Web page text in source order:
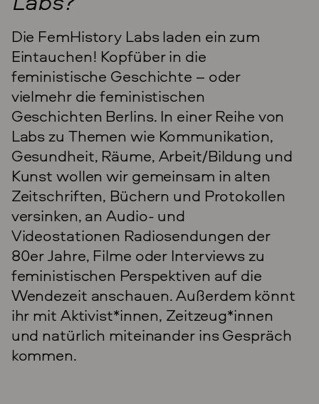
Die FemHistory Labs laden ein zum
Eintauchen! Kopfüber in die
feministische Geschichte – oder
vielmehr die feministischen
Geschichten Berlins. In einer Reihe von
Labs zu Themen wie Kommunikation,
Gesundheit, Räume, Arbeit/Bildung und
Kunst wollen wir gemeinsam in alten
Zeitschriften, Büchern und Protokollen
versinken, an Audio- und
Videostationen Radiosendungen der
80er Jahre, Filme oder Interviews zu
feministischen Perspektiven auf die
Wendezeit anschauen. Außerdem könnt
ihr mit Aktivist*innen, Zeitzeug*innen
und natürlich miteinander ins Gespräch
kommen.